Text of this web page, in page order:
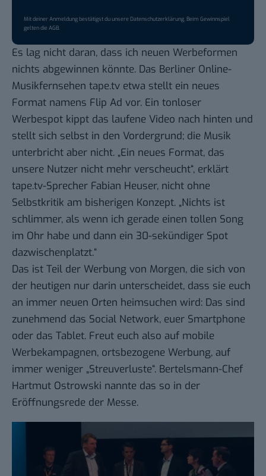
Mit deiner Anmeldung bestätigst du unsereDatenschutzerklärung. Beim Gewinnspiel
gelten dieAGB.
Es lag nicht daran, dass ich neuen Werbeformen
nichts abgewinnen könnte. Das Berliner Online-
Musikfernsehen tape.tv etwa stellt ein neues
Format namens Flip Ad vor. Ein tonloser
Werbespot kippt das laufene Video nach hinten und
stellt sich selbst in den Vordergrund; die Musik
unterbricht aber nicht. „Ein neues Format, das
unsere Nutzer nicht mehr verscheucht“, erklärt
tape.tv-Sprecher Fabian Heuser, nicht ohne
Selbstkritik am bisherigen Konzept. „Nichts ist
schlimmer, als wenn ich gerade einen tollen Song
im Ohr habe und dann ein 30-sekündiger Spot
dazwischenplatzt.“
Das ist Teil der Werbung von Morgen, die sich von
der heutigen nur darin unterscheidet, dass sie euch
an immer neuen Orten heimsuchen wird: Das sind
zunehmend das Social Network, euer Smartphone
oder das Tablet. Freut euch also auf mobile
Werbekampagnen, ortsbezogene Werbung, auf
immer weniger „Streuverluste“. Bertelsmann-Chef
Hartmut Ostrowski nannte das so in der
Eröffnungsrede der Messe.